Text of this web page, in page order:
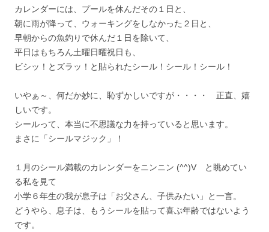
カレンダーには、プールを休んだその１日と、
朝に雨が降って、ウォーキングをしなかった２日と、
早朝からの魚釣りで休んだ１日を除いて、
平日はもちろん土曜日曜祝日も、
ビシッ！とズラッ！と貼られたシール！シール！シール！
いやぁ～、何だか妙に、恥ずかしいですが・・・・ 正直、嬉
しいです。
シールって、本当に不思議な力を持っていると思います。
まさに「シールマジック」！
１月のシール満載のカレンダーをニンニン (^^)V と眺めてい
る私を見て
小学６年生の我が息子は「お父さん、子供みたい」と一言。
どうやら、息子は、もうシールを貼って喜ぶ年齢ではないよう
です。